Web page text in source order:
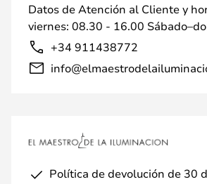
Datos de Atención al Cliente y
viernes: 08.30 - 16.00
+34 911438772
Política de devolución de 30